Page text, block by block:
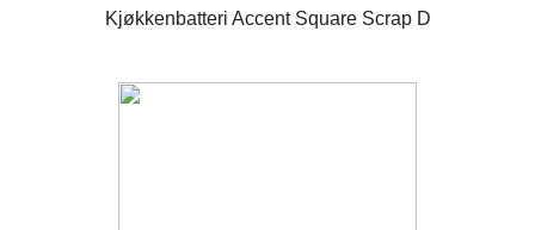
Kjøkkenbatteri Accent Square Scrap D